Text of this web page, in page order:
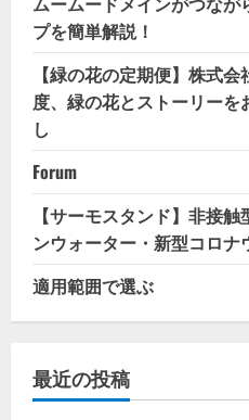
プを簡単解説！
【緑の花の定期便】株式
度、緑の花とストーリー
し
Forum
【サーモスタンド】非接
ンウォーター・新型コロナ
適用範囲で選ぶ
最近の投稿